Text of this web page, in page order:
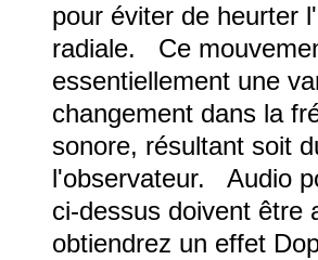
pour éviter de heurter
radiale. Ce
essentiellement une
changement dans la
sonore, résultant soit
l'observateur. Audio
ci-dessus doivent être
obtiendrez un effet